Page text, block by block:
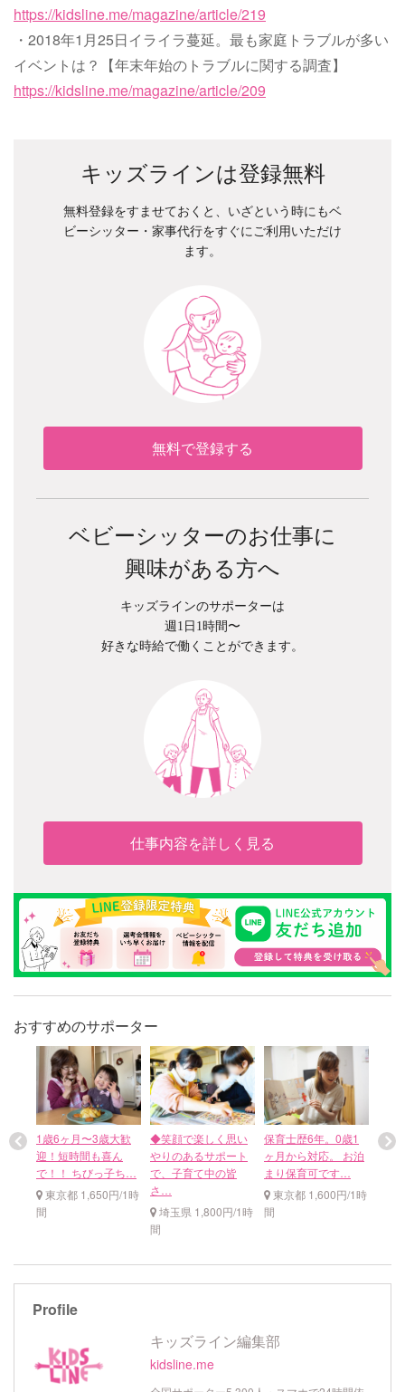
https://kidsline.me/magazine/article/219
・2018年1月25日イライラ蔓延。最も家庭トラブルが多い
イベントは？【年末年始のトラブルに関する調査】
https://kidsline.me/magazine/article/209
キッズラインは登録無料
無料登録をすませておくと、いざという時にもベ
ビーシッター・家事代行をすぐにご利用いただけ
ます。
無料で登録する
ベビーシッターのお仕事に
興味がある方へ
キッズラインのサポーターは
週1日1時間〜
好きな時給で働くことができます。
仕事内容を詳しく見る
おすすめのサポーター
役
大
1歳6ヶ月〜3歳大歓
迎！短時間も喜ん
で！！ ちびっ子ち…
東京都 1,650円/1時
間
◆笑顔で楽しく思い
やりのあるサポート
で、子育て中の皆
さ…
埼玉県 1,800円/1時
間
保育士歴6年。0歳1
ヶ月から対応。 お泊
まり保育可です…
東京都 1,600円/1時
間
保育
担
Profile
キッズライン編集部
kidsline.me